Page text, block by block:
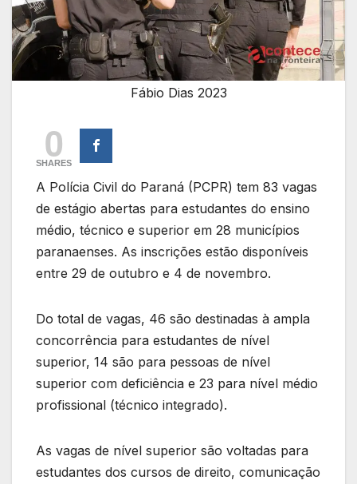
Fábio Dias 2023
0
SHARES
A Polícia Civil do Paraná (PCPR) tem 83 vagas
de estágio abertas para estudantes do ensino
médio, técnico e superior em 28 municípios
paranaenses. As inscrições estão disponíveis
entre 29 de outubro e 4 de novembro.
Do total de vagas, 46 são destinadas à ampla
concorrência para estudantes de nível
superior, 14 são para pessoas de nível
superior com deficiência e 23 para nível médio
profissional (técnico integrado).
As vagas de nível superior são voltadas para
estudantes dos cursos de direito, comunicação